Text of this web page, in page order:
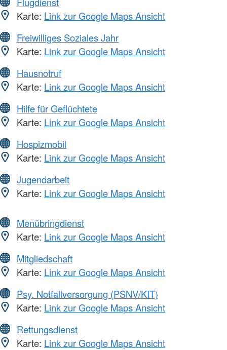
Karte: Link zur Google Maps Ansicht
Freiwilliges Soziales Jahr
Karte: Link zur Google Maps Ansicht
Hausnotruf
Karte: Link zur Google Maps Ansicht
Hilfe für Geflüchtete
Karte: Link zur Google Maps Ansicht
Hospizmobil
Karte: Link zur Google Maps Ansicht
Jugendarbeit
Karte: Link zur Google Maps Ansicht
Menübringdienst
Karte: Link zur Google Maps Ansicht
Mitgliedschaft
Karte: Link zur Google Maps Ansicht
Psy. Notfallversorgung (PSNV/KIT)
Karte: Link zur Google Maps Ansicht
Rettungsdienst
Karte: Link zur Google Maps Ansicht